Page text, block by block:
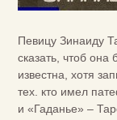
Певицу Зинаиду
сказать, чтоб
известна, хотя
тех. кто имел
и «Гаданье» –